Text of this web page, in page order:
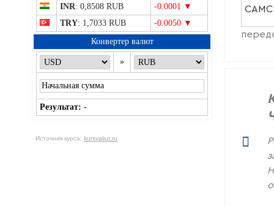
INR: 0,8508 RUB
-0.0001 ▼
TRY: 1,7033 RUB
-0.0050 ▼
Конвертер валют
»
Результат: -
Источник курса: kursvaliut.ru
CAMC